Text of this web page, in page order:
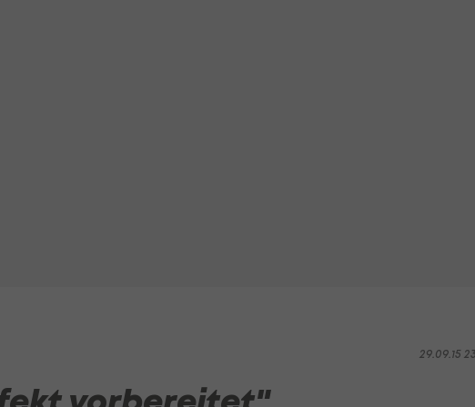
29.09.15